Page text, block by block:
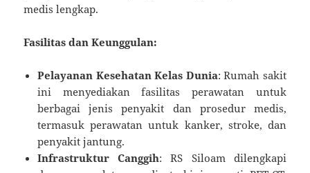
medis lengkap.
Fasilitas dan Keunggulan:
Pelayanan Kesehatan Kelas Dunia: Rumah sakit
ini menyediakan fasilitas perawatan untuk
berbagai jenis penyakit dan prosedur medis,
termasuk perawatan untuk kanker, stroke, dan
penyakit jantung.
Infrastruktur Canggih: RS Siloam dilengkapi